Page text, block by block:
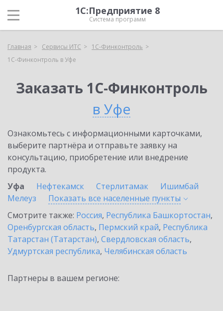
1С:Предприятие 8
Система программ
Главная Сервисы ИТС
1С-Финконтроль
1С-Финконтроль в Уфе
Заказать 1С-Финконтроль
в Уфе
Ознакомьтесь с информационными карточками,
выберите партнёра и отправьте заявку на
консультацию, приобретение или внедрение
продукта.
Уфа
Нефтекамск Стерлитамак
Ишимбай
Мелеуз
Показать все населенные пункты
Смотрите также: Россия, Республика Башкортостан,
Оренбургская область, Пермский край, Республика
Татарстан (Татарстан), Свердловская область,
Удмуртская республика, Челябинская область
Партнеры в вашем регионе: